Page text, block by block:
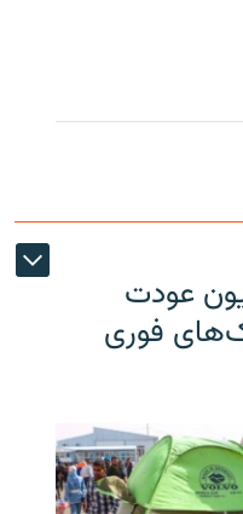
۲.۷ میلیون عودت
فوری